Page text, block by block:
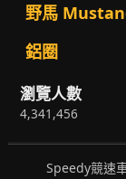
野馬
鋁圈
瀏覽人數
4,341,456
Speedy競速